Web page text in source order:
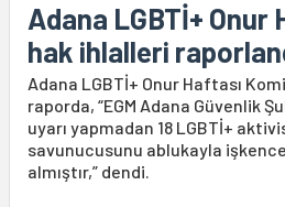
Adana LGBTİ+ Onur
hak ihlalleri
Adana LGBTİ+ Onur Haftası
raporda, “EGM Adana Güvenlik
uyarı yapmadan 18 LGBTİ+
savunucusunu ablukayla
almıştır,” dendi.